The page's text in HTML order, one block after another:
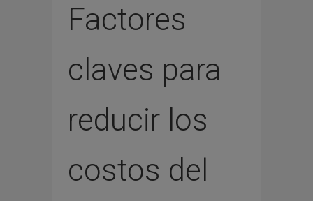
Factores
claves para
reducir los
costos del